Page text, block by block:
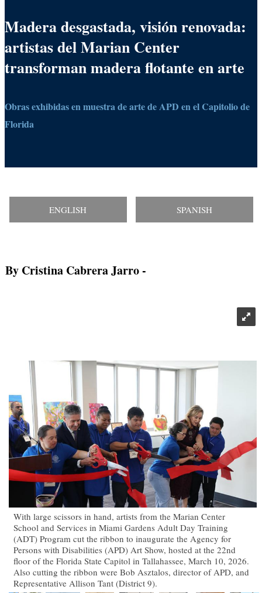
Madera desgastada, visión renovada:
artistas del Marian Center
transforman madera flotante en arte
Obras exhibidas en muestra de arte de APD en el Capitolio de
Florida
ENGLISH SPANISH
By Cristina Cabrera Jarro-
With large scissors in hand, artists from the Marian Center
School and Services in Miami Gardens Adult Day Training
(ADT) Program cut the ribbon to inaugurate the Agency for
Persons with Disabilities (APD) Art Show, hosted at the 22nd
floor of the Florida State Capitol in Tallahassee, March 10, 2026.
Also cutting the ribbon were Bob Asztalos, director of APD, and
Representative Allison Tant (District 9).